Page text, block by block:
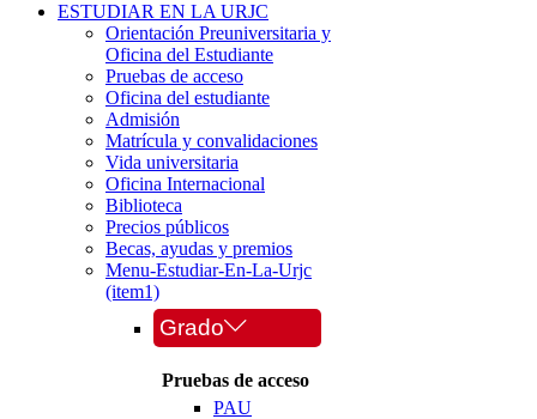
ESTUDIAR EN LA URJC
Orientación Preuniversitaria y
Oficina del Estudiante
Pruebas de acceso
Oficina del estudiante
Admisión
Matrícula y convalidaciones
Vida universitaria
Oficina Internacional
Biblioteca
Precios públicos
Becas, ayudas y premios
Menu-Estudiar-En-La-Urjc
(item1)
Grado
Pruebas de acceso
PAU